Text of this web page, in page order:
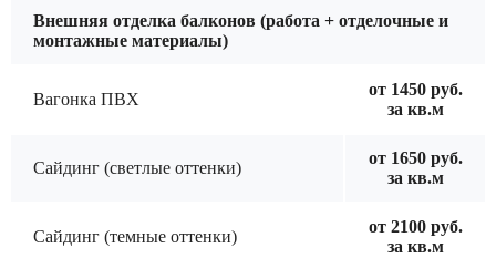
Внешняя отделка балконов (работа + отделочные и
монтажные материалы)
Вагонка ПВХ
от 1450 руб.
за кв.м
Сайдинг (светлые оттенки)
от 1650 руб.
за кв.м
Сайдинг (темные оттенки)
от 2100 руб.
за кв.м